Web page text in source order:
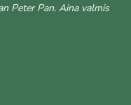
Peter Pan. Aina valmis